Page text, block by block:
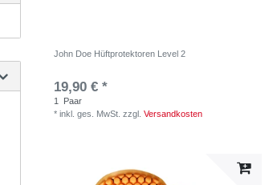
John Doe Hüftprotektoren Level 2
19,90 € *
1
Paar
*inkl. ges. MwSt. zzgl.Versandkosten